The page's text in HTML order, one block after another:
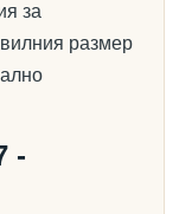
за
размер
-